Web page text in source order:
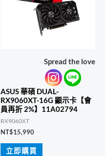
Spread the love
ASUS 華碩 DUAL-
RX9060XT-16G 顯示卡【會
員再折 2%】11A02794
RX9060XT
NT$15,990
立即購買